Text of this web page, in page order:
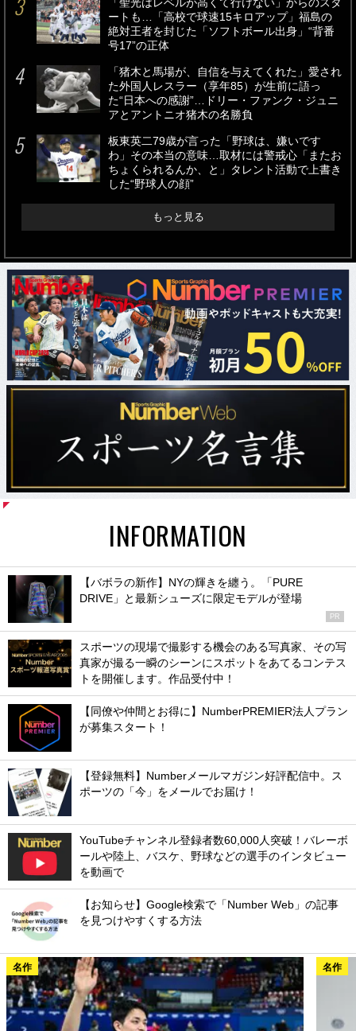
「聖光はレベルが高くて行けない」からのスタ
ートも…「高校で球速15キロアップ」福島の
絶対王者を封じた「ソフトボール出身」“背番
号17”の正体
「猪木と馬場が、自信を与えてくれた」愛され
た外国人レスラー（享年85）が生前に語っ
た“日本への感謝”…ドリー・ファンク・ジュニ
アとアントニオ猪木の名勝負
板東英二79歳が言った「野球は、嫌いです
わ」その本当の意味…取材には警戒心「またお
ちょくられるんか、と」タレント活動で上書き
した“野球人の顔”
もっと見る
INFORMATION
【バボラの新作】NYの輝きを纏う。「PURE
DRIVE」と最新シューズに限定モデルが登場
PR
スポーツの現場で撮影する機会のある写真家、その写
真家が撮る一瞬のシーンにスポットをあてるコンテス
トを開催します。作品受付中！
【同僚や仲間とお得に】NumberPREMIER法人プラン
が募集スタート！
【登録無料】Numberメールマガジン好評配信中。ス
ポーツの「今」をメールでお届け！
YouTubeチャンネル登録者数60,000人突破！バレーボ
ールや陸上、バスケ、野球などの選手のインタビュー
を動画で
【お知らせ】Google検索で「Number Web」の記事
を見つけやすくする方法
名作 名作